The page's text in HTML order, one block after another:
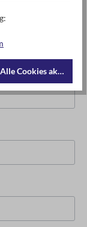
Alle Cookies